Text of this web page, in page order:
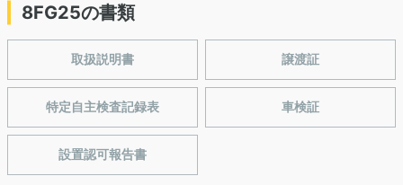
8FG25の書類
取扱説明書 譲渡証
特定自主検査記録表 車検証
設置認可報告書